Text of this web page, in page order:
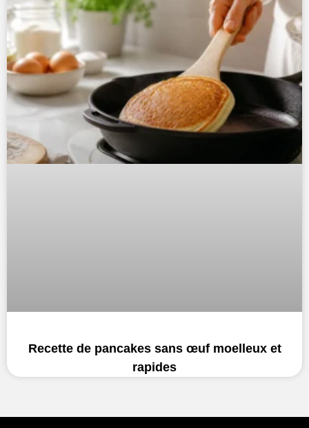
Recette de pancakes sans œuf moelleux et
rapides